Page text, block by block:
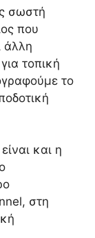
σωστή
που
άλλη
τοπική
το
και η
στη